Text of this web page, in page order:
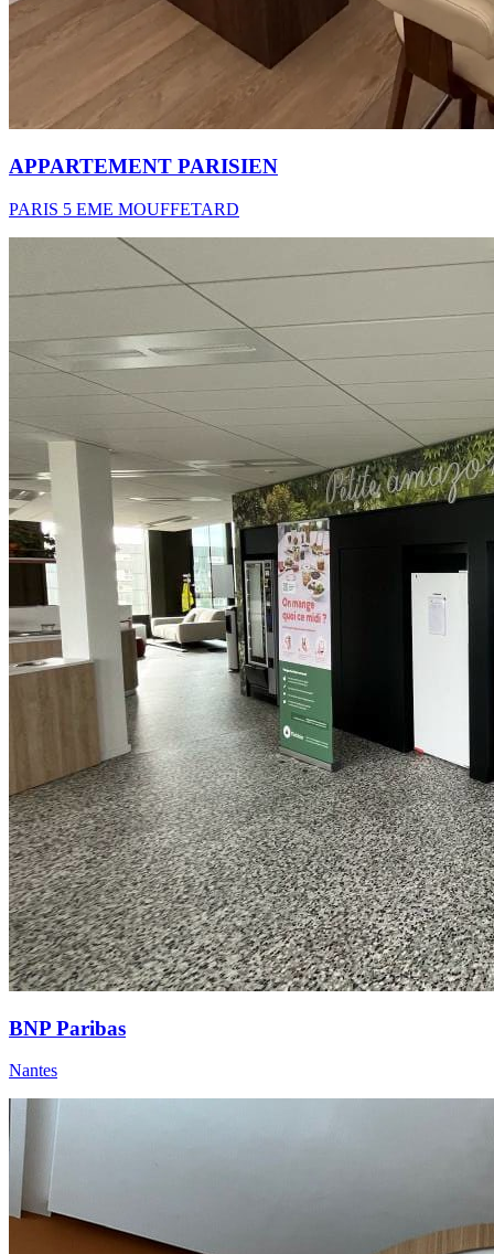
APPARTEMENT PARISIEN
PARIS 5 EME MOUFFETARD
BNP Paribas
Nantes